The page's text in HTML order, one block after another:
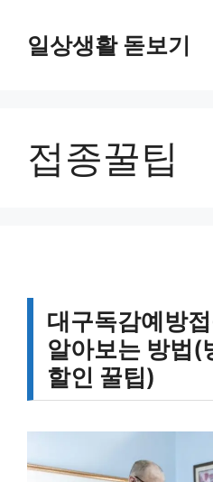
일상생활 돋보기
접종꿀팁
대구독감예방
알아보는 방법(
할인 꿀팁)